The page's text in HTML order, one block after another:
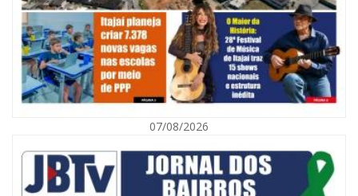
Navegantes celebra 64 anos com shows nacionais de Ferrugem, Banda
Morada e Chiquito & Bordoneio
07/08/2026